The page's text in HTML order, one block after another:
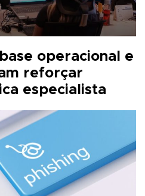
operacional e
reforçar
especialista